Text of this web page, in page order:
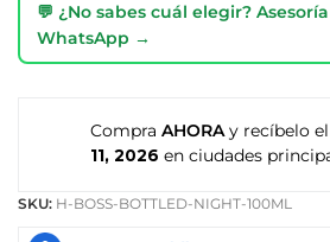
💬 ¿No sabes cuál elegir? Asesoría
WhatsApp →
Compra AHORA y recíbelo
11, 2026 en ciudades
SKU: H-BOSS-BOTTLED-NIGHT-100ML